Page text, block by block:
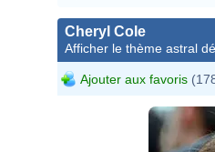
Cheryl Cole
Afficher le thème astral
Ajouter aux favoris